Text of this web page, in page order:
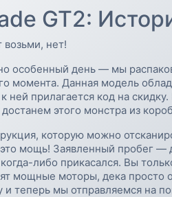
GT2:
возьми, нет!
особенный день — мы
момента. Данная модель
ней прилагается код на
этого монстра из
которую можно
мощь! Заявленный пробег
либо прикасался. Вы
мощные моторы, дека просто
и теперь мы отправляемся на